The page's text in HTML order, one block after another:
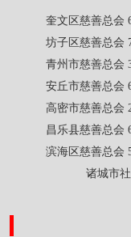
奎文区慈善总
坊子区慈善总
青州市慈善总
安丘市慈善总
高密市慈善总
昌乐县慈善总
滨海区慈善总
诸城市